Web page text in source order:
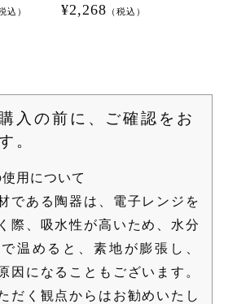
込）
¥2,268 （税込）
入の前に、ご確認をお
。
用について
である陶器は、電子レンジを
際、吸水性が高いため、水分
温めると、素地が膨張し、
因になることもございます。
だく観点からはお勧めいたし